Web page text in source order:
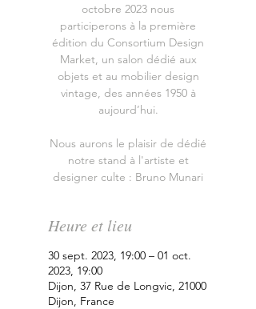
octobre 2023 nous
participerons à la première
édition du Consortium Design
Market, un salon dédié aux
objets et au mobilier design
vintage, des années 1950 à
aujourd’hui.
Nous aurons le plaisir de dédié
notre stand à l'artiste et
designer culte : Bruno Munari
Heure et lieu
30 sept. 2023, 19:00 – 01 oct.
2023, 19:00
Dijon, 37 Rue de Longvic, 21000
Dijon, France